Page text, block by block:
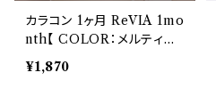
カラコン 1ヶ月 ReVIA 1mo
nth【 COLOR：メルティモ
ア】カラコン 1ヶ月 １箱２枚
度あり 度なし ナチュラル
¥1,870